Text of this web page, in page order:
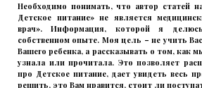
Необходимо понимать, что автор статей
Детское питание» не является
врач». Информация, которой я
собственном опыте. Моя цель – не учить
Вашего ребенка, а рассказывать о том, как
узнала или прочитала. Это позволяет
про Детское питание, дает увидеть весь
решить, это Вам нравится, стоит ли